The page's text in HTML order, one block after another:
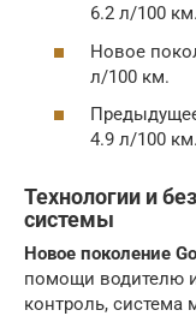
6.2 л/100 км.
Новое
л/100 км.
4.9 л/100 км.
Технологии и
системы
Новое поколение
помощи водителю
контроль, система